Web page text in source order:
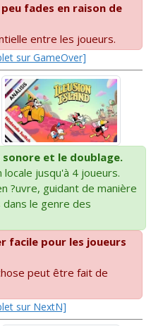
fades en raison de
entre les joueurs.
sur GameOver]
et le doublage.
jusqu'à 4 joueurs.
?uvre, guidant de manière
le genre des
facile pour les joueurs
peut être fait de
sur NextN]